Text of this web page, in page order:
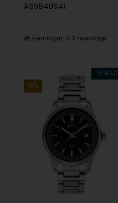
A69540S4I
Fjernlager 1-3 hverdage
NYHED
19%